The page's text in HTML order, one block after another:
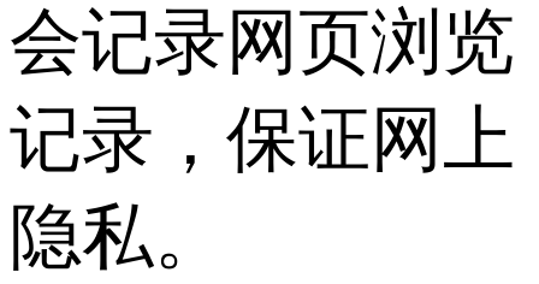
会记录网页浏览
记录，保证网上
隐私。